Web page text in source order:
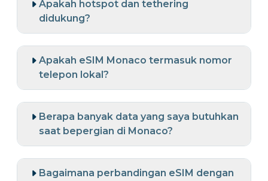
Apakah hotspot dan tethering
didukung?
Apakah eSIM Monaco termasuk nomor
telepon lokal?
Berapa banyak data yang saya butuhkan
saat bepergian di Monaco?
Bagaimana perbandingan eSIM dengan